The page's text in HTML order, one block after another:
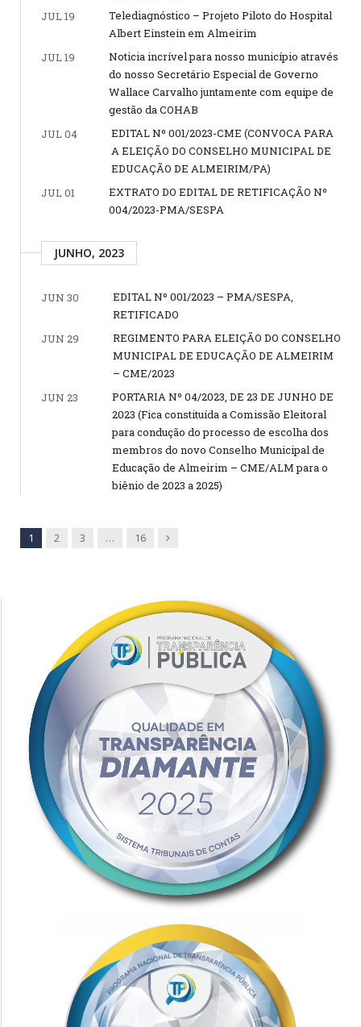
JUL 19
Telediagnóstico – Projeto Piloto do Hospital
Albert Einstein em Almeirim
JUL 19
Noticia incrível para nosso município através
do nosso Secretário Especial de Governo
Wallace Carvalho juntamente com equipe de
gestão da COHAB
JUL 04
EDITAL Nº 001/2023-CME (CONVOCA PARA
A ELEIÇÃO DO CONSELHO MUNICIPAL DE
EDUCAÇÃO DE ALMEIRIM/PA)
JUL 01
EXTRATO DO EDITAL DE RETIFICAÇÃO Nº
004/2023-PMA/SESPA
JUNHO, 2023
JUN 30
EDITAL Nº 001/2023 – PMA/SESPA,
RETIFICADO
JUN 29
REGIMENTO PARA ELEIÇÃO DO CONSELHO
MUNICIPAL DE EDUCAÇÃO DE ALMEIRIM
– CME/2023
JUN 23
PORTARIA Nº 04/2023, DE 23 DE JUNHO DE
2023 (Fica constituída a Comissão Eleitoral
para condução do processo de escolha dos
membros do novo Conselho Municipal de
Educação de Almeirim – CME/ALM para o
biênio de 2023 a 2025)
1 2 3 … 16 Next